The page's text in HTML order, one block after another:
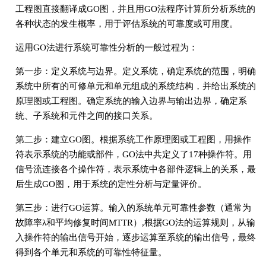
工程图直接翻译成GO图，并且用GO法程序计算所分析系统的
各种状态的发生概率，用于评估系统的可靠度或可用度。
运用GO法进行系统可靠性分析的一般过程为：
第一步：定义系统与边界。定义系统，确定系统的范围，明确
系统中所有的可修单元和单元组成的系统结构，并给出系统的
原理图或工程图。确定系统的输入边界与输出边界，确定系
统、子系统和元件之间的接口关系。
第二步：建立GO图。根据系统工作原理图或工程图，用操作
符表示系统的功能或部件，GO法中共定义了17种操作符。用
信号流连接各个操作符，表示系统中各部件逻辑上的关系，最
后生成GO图，用于系统的定性分析与定量评价。
第三步：进行GO运算。输入的系统单元可靠性参数（通常为
故障率λ和平均修复时间MTTR）,根据GO法的运算规则，从输
入操作符的输出信号开始，逐步运算至系统的输出信号，最终
得到各个单元和系统的可靠性特征量。